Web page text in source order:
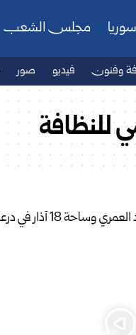
مجلس الشعب
وفنون فيديو صور
للنظافة